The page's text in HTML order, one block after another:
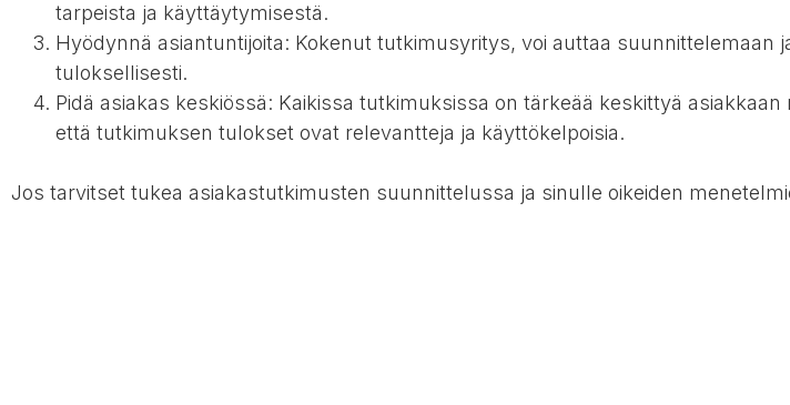
tarpeista ja käyttäytymisestä.
Hyödynnä asiantuntijoita: Kokenut tutkimusyritys, voi auttaa suunnittelemaan
tuloksellisesti.
Pidä asiakas keskiössä: Kaikissa tutkimuksissa on tärkeää keskittyä
että tutkimuksen tulokset ovat relevantteja ja käyttökelpoisia.
Jos tarvitset tukea asiakastutkimusten suunnittelussa ja sinulle oikeiden